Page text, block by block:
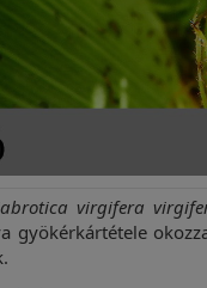
virgifera
gyökérkártétele